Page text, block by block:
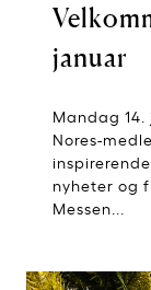
januar
Mandag
Nores-
nyheter og
Messen...